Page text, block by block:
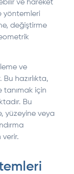
ve hareket
yöntemleri
değiştirme
ve
hazırlıkta,
tanımak için
Bu
yüzeyine veya
verir.